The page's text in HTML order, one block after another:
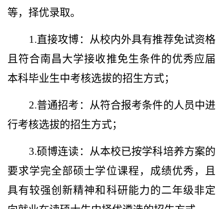
等，择优录取。
1.直接攻博：从校内外具有推荐免试资格
且符合南昌大学接收推免生条件的优秀应届
本科毕业生中考核选拔的招生方式；
2.普通招考：从符合报考条件的人员中进
行考核选拔的招生方式；
3.硕博连读：从本校已按学科培养方案的
要求学完全部硕士学位课程，成绩优秀，且
具有较强创新精神和科研能力的二年级非定